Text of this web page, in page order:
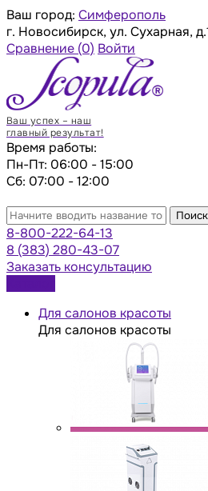
Ваш город: Симферополь
г. Новосибирск, ул. Сухарная,
Сравнение (0) Войти
Ваш успех – наш
главный результат!
Время работы:
Пн-Пт: 06:00 - 15:00
Сб: 07:00 - 12:00
Поиск
8-800-222-64-13
8 (383) 280-43-07
Заказать консультацию
Для салонов красоты
Для салонов красоты